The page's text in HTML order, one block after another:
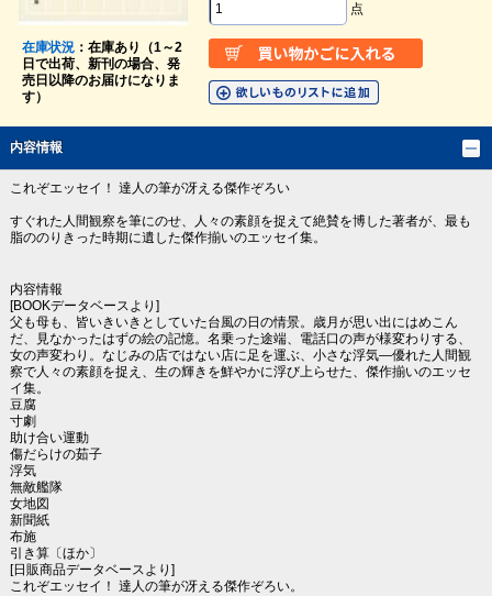
在庫状況：在庫あり（1～2
日で出荷、新刊の場合、発
売日以降のお届けになりま
す）
点
内容情報
これぞエッセイ！ 達人の筆が冴える傑作ぞろい
すぐれた人間観察を筆にのせ、人々の素顔を捉えて絶賛を博した著者が、最も
脂ののりきった時期に遺した傑作揃いのエッセイ集。
内容情報
[BOOKデータベースより]
父も母も、皆いきいきとしていた台風の日の情景。歳月が思い出にはめこん
だ、見なかったはずの絵の記憶。名乗った途端、電話口の声が様変わりする、
女の声変わり。なじみの店ではない店に足を運ぶ、小さな浮気―優れた人間観
察で人々の素顔を捉え、生の輝きを鮮やかに浮び上らせた、傑作揃いのエッセ
イ集。
豆腐
寸劇
助け合い運動
傷だらけの茹子
浮気
無敵艦隊
女地図
新聞紙
布施
引き算〔ほか〕
[日販商品データベースより]
これぞエッセイ！ 達人の筆が冴える傑作ぞろい。